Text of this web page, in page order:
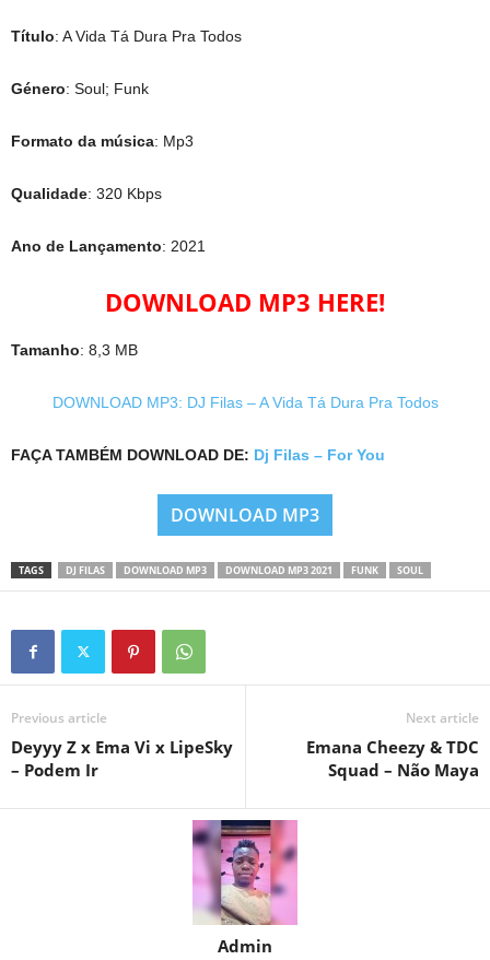
Título: A Vida Tá Dura Pra Todos
Género: Soul; Funk
Formato da música: Mp3
Qualidade: 320 Kbps
Ano de Lançamento: 2021
DOWNLOAD MP3 HERE!
Tamanho: 8,3 MB
DOWNLOAD MP3: DJ Filas – A Vida Tá Dura Pra Todos
FAÇA TAMBÉM DOWNLOAD DE: Dj Filas – For You
DOWNLOAD MP3
TAGS DJ FILAS DOWNLOAD MP3 DOWNLOAD MP3 2021 FUNK SOUL
Previous article
Deyyy Z x Ema Vi x LipeSky
– Podem Ir
Next article
Emana Cheezy & TDC
Squad – Não Maya
Admin